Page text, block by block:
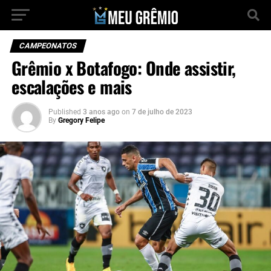
CAMPEONATOS
Grêmio x Botafogo: Onde assistir,
escalações e mais
Published 3 anos ago on 7 de julho de 2023
By Gregory Felipe